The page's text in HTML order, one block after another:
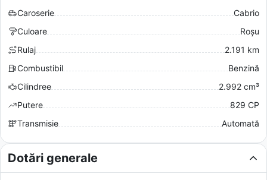
Caroserie
Cabrio
Culoare
Roșu
Rulaj
2.191 km
Combustibil
Benzină
Cilindree
2.992 cm³
Putere
829 CP
Transmisie
Automată
Dotări generale